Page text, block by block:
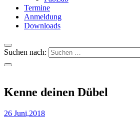
Termine
Anmeldung
Downloads
Suchen nach:
Kenne deinen Dübel
26 Juni,2018